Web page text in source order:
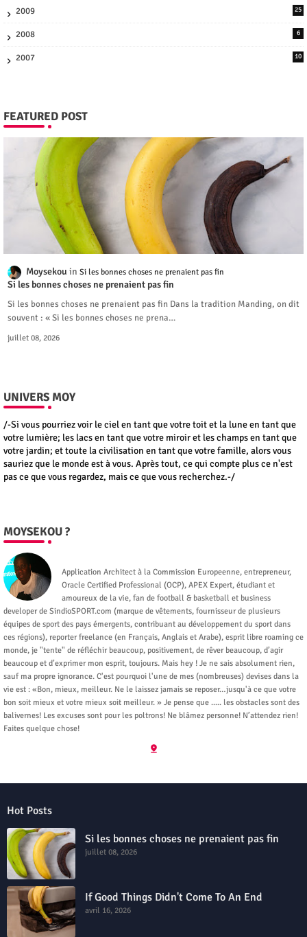
2009 25
2008 6
2007 10
FEATURED POST
Moysekou Si les bonnes choses ne prenaient pas fin
Si les bonnes choses ne prenaient pas fin
Si les bonnes choses ne prenaient pas fin Dans la tradition Manding, on dit
souvent : « Si les bonnes choses ne prena…
juillet 08, 2026
UNIVERS MOY
/-Si vous pourriez voir le ciel en tant que votre toit et la lune en tant que
votre lumière; les lacs en tant que votre miroir et les champs en tant que
votre jardin; et toute la civilisation en tant que votre famille, alors vous
sauriez que le monde est à vous. Après tout, ce qui compte plus ce n'est
pas ce que vous regardez, mais ce que vous recherchez.-/
MOYSEKOU ?
Application Architect à la Commission Europeenne, entrepreneur,
Oracle Certified Professional (OCP), APEX Expert, étudiant et
amoureux de la vie, fan de football & basketball et business
developer de SindioSPORT.com (marque de vêtements, fournisseur de plusieurs
équipes de sport des pays émergents, contribuant au développement du sport dans
ces régions), reporter freelance (en Français, Anglais et Arabe), esprit libre roaming ce
monde, je "tente" de réfléchir beaucoup, positivement, de rêver beaucoup, d’agir
beaucoup et d’exprimer mon esprit, toujours. Mais hey ! Je ne sais absolument rien,
sauf ma propre ignorance. C'est pourquoi l'une de mes (nombreuses) devises dans la
vie est : «Bon, mieux, meilleur. Ne le laissez jamais se reposer…jusqu'à ce que votre
bon soit mieux et votre mieux soit meilleur. » Je pense que ..... les obstacles sont des
balivernes! Les excuses sont pour les poltrons! Ne blâmez personne! N’attendez rien!
Faites quelque chose!
Hot Posts
Si les bonnes choses ne prenaient pas fin
juillet 08, 2026
If Good Things Didn't Come To An End
avril 16, 2026